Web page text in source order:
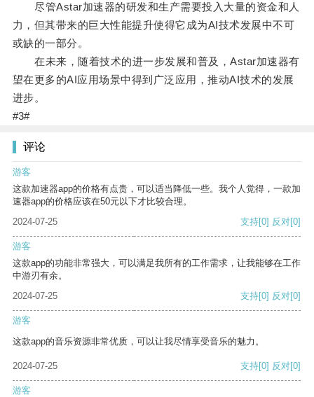
尽管Astar加速器的研发和生产需要投入大量的资金和人
力，但其带来的巨大性能提升使得它成为AI技术发展中不可
或缺的一部分。
在未来，随着技术的进一步发展和普及，Astar加速器有
望在更多的AI应用场景中得到广泛应用，推动AI技术的发展
进步。
#3#
评论
游客
这款加速器app的价格有点贵，可以适当降低一些。我个人觉得，一款加
速器app的价格应该在50元以下才比较合理。
2024-07-25
支持[0] 反对[0]
游客
这款app的功能非常强大，可以满足我所有的工作需求，让我能够在工作
中游刃有余。
2024-07-25
支持[0] 反对[0]
游客
这款app的音乐资源非常优质，可以让我尽情享受音乐的魅力。
2024-07-25 支持[0] 反对[0]
游客